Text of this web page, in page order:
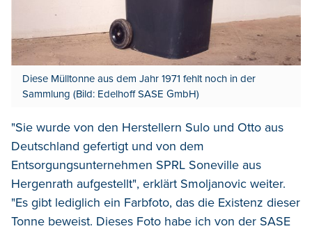
Diese Mülltonne aus dem Jahr 1971 fehlt noch in der
Sammlung (Bild: Edelhoff SASE GmbH)
"Sie wurde von den Herstellern Sulo und Otto aus
Deutschland gefertigt und von dem
Entsorgungsunternehmen SPRL Soneville aus
Hergenrath aufgestellt", erklärt Smoljanovic weiter.
"Es gibt lediglich ein Farbfoto, das die Existenz dieser
Tonne beweist. Dieses Foto habe ich von der SASE